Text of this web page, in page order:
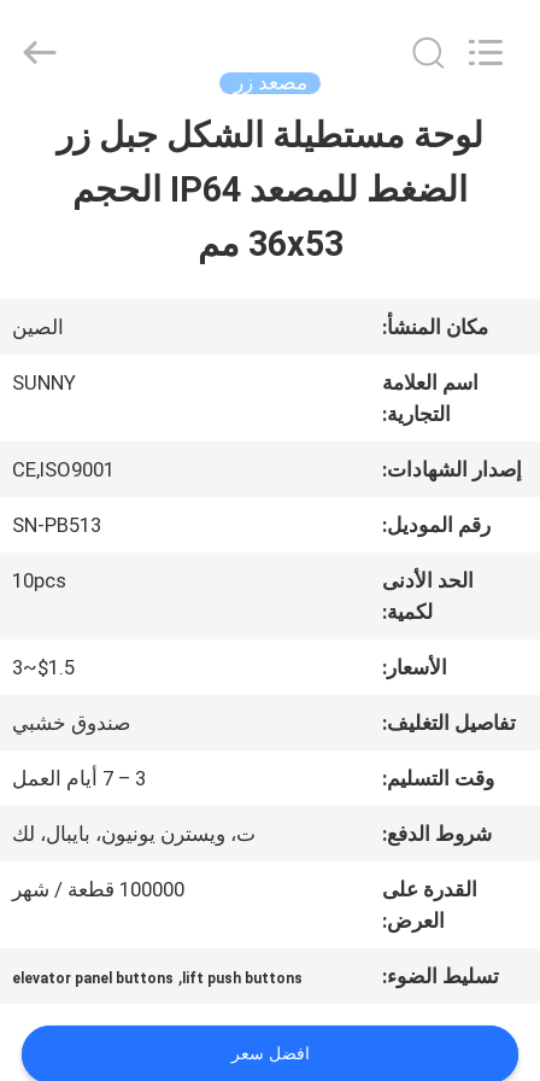
أشرطة
فيديو
معلومات
المعمل
مراقبة
الجودة
SUNNY
مصعد زر
لوحة مستطيلة الشكل جبل زر
الضغط للمصعد IP64 الحجم
36x53 مم
مكان المنشأ: الصين
اسم العلامة
التجارية:
SUNNY
إصدار الشهادات: CE,ISO9001
رقم الموديل: SN-PB513
الحد الأدنى
لكمية:
10pcs
الأسعار: $1.5~3
تفاصيل التغليف: صندوق خشبي
وقت التسليم: 3 – 7 أيام العمل
شروط الدفع: ت، ويسترن يونيون، بايبال، لك
القدرة على
العرض:
100000 قطعة / شهر
تسليط الضوء: lift push buttons
,
elevator panel buttons
افضل سعر